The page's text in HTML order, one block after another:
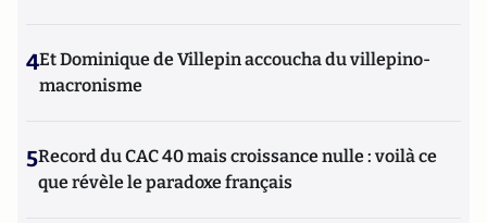
4Et Dominique de Villepin accoucha du villepino-
macronisme
5Record du CAC 40 mais croissance nulle : voilà ce
que révèle le paradoxe français